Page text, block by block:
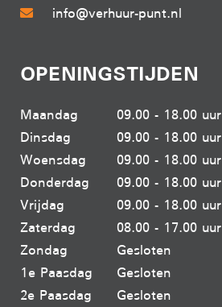
info@verhuur-punt.nl
OPENINGSTIJDEN
Maandag
09.00 - 18.00 uur
Dinsdag
09.00 - 18.00 uur
Woensdag
09.00 - 18.00 uur
Donderdag
09.00 - 18.00 uur
Vrijdag
09.00 - 18.00 uur
Zaterdag
08.00 - 17.00 uur
Zondag
Gesloten
1e Paasdag
Gesloten
2e Paasdag
Gesloten